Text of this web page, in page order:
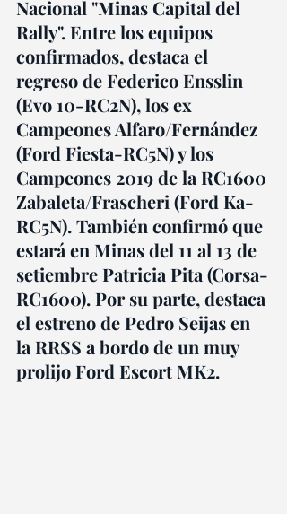
Nacional "Minas Capital del
Rally". Entre los equipos
confirmados, destaca el
regreso de Federico Ensslin
(Evo 10-RC2N), los ex
Campeones Alfaro/Fernández
(Ford Fiesta-RC5N) y los
Campeones 2019 de la RC1600
Zabaleta/Frascheri (Ford Ka-
RC5N). También confirmó que
estará en Minas del 11 al 13 de
setiembre Patricia Pita (Corsa-
RC1600). Por su parte, destaca
el estreno de Pedro Seijas en
la RRSS a bordo de un muy
prolijo Ford Escort MK2.